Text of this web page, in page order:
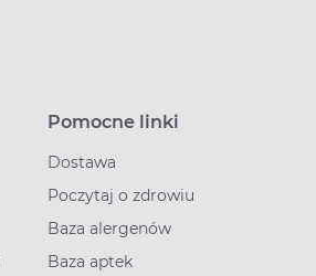
Pomocne linki
Dostawa
Poczytaj o zdrowiu
Baza alergenów
Baza aptek